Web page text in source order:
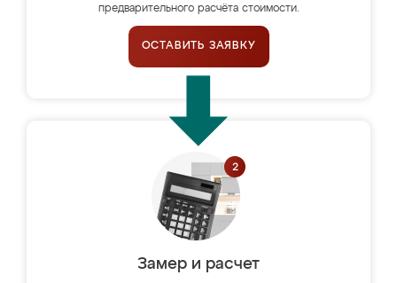
предварительного расчёта стоимости.
ОСТАВИТЬ ЗАЯВКУ
Замер и расчет